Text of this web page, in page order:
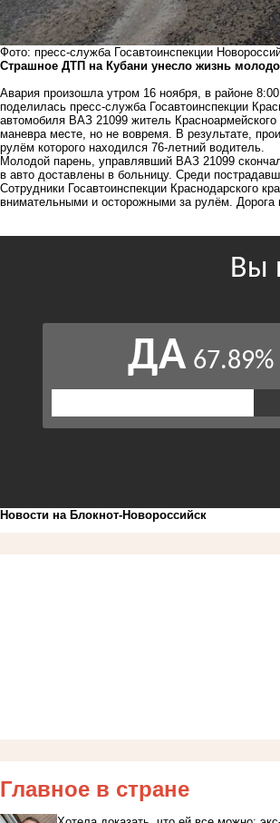
Фото: пресс-служба Госавтоинспекции
Страшное ДТП на Кубани унесло жизнь
Авария произошла утром 16 ноября, в районе
поделилась пресс-служба Госавтоинспекции
автомобиля ВАЗ 21099 житель
маневра месте, но не вовремя. В результате,
рулём которого находился 76-летний водитель.
Молодой парень, управлявший ВАЗ 21099
в авто доставлены в больницу. Среди
Сотрудники Госавтоинспекции Краснодарского
внимательными и осторожными за рулём. Дорога
Новости на Блoкнoт-Новороссийск
Главное в стране